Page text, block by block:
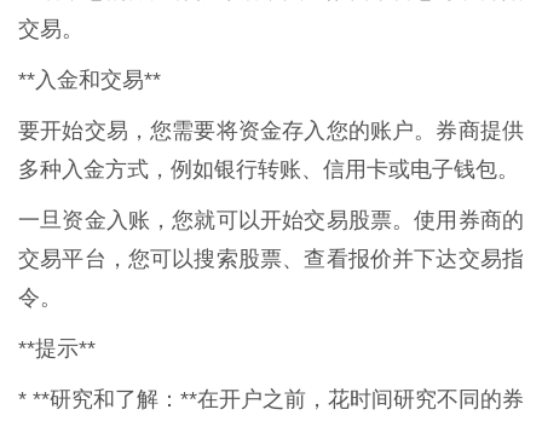
交易。
**入金和交易**
要开始交易，您需要将资金存入您的账户。券商提供
多种入金方式，例如银行转账、信用卡或电子钱包。
一旦资金入账，您就可以开始交易股票。使用券商的
交易平台，您可以搜索股票、查看报价并下达交易指
令。
**提示**
* **研究和了解：**在开户之前，花时间研究不同的券